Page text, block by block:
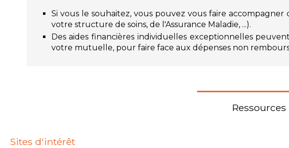
Si vous le souhaitez, vous pouvez vous faire accompagner
votre structure de soins, de l'Assurance Maladie, ...).
Des aides financières individuelles exceptionnelles
votre mutuelle, pour faire face aux dépenses non
Ressources
Sites d'intérêt